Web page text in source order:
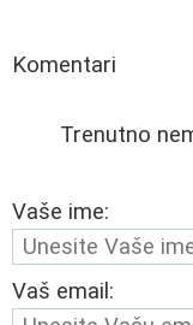
Komentari
Trenutno
Vaše ime:
Vaš email: